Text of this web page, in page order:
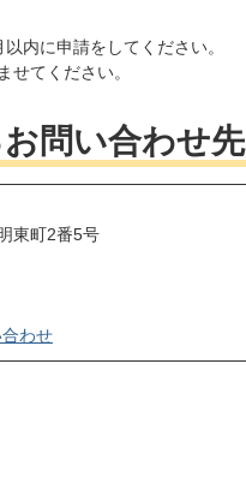
内に申請をしてください。
せてください。
問い合わせ先
東町2番5号
わせ